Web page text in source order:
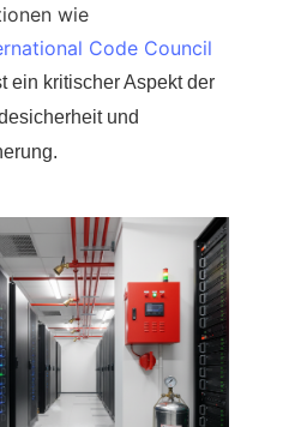
wie
Code Council
ein kritischer Aspekt der
und